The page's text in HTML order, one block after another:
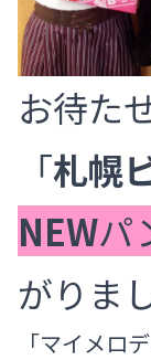
お待た
「札幌
NEWパ
がりま
「マイメロ